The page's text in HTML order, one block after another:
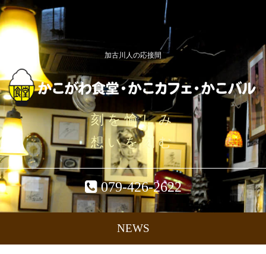
加古川人の応接間
刻を愉しみ
想いを刻む
079-426-2622
NEWS